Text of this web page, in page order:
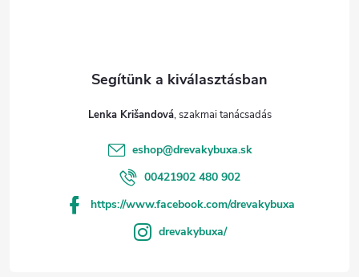
Lenka Krišandová
eshop@drevakybuxa.sk
00421902 480 902
https://www.facebook.com/drevakybuxa
drevakybuxa/